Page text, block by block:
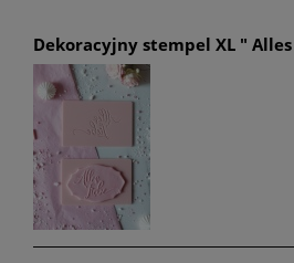
Dekoracyjny stempel XL "